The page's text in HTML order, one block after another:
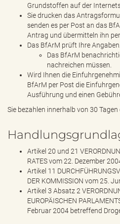
Grundstoffen auf der
Sie drucken das
senden es per Post an das
Antrag und übermitteln ihn
Das BfArM prüft Ihre Angaben.
Das BfArM
nachreichen müssen.
Wird Ihnen die
BfArM per Post die
Ausführung und einen
Sie bezahlen innerhalb von 30 Tagen
Artikel 20 und 21
RATES vom 22. Dezember
Artikel 11
DER KOMMISSION vom 25.
Artikel 3 Absatz 2
EUROPÄISCHEN
Februar 2004 betreffend